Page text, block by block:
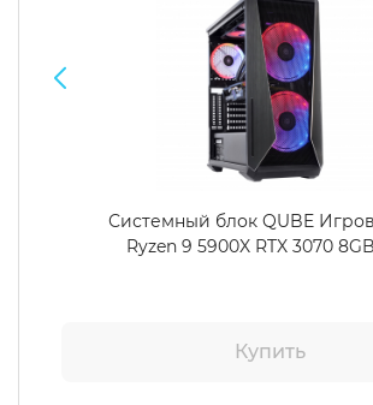
Системный блок QUBE
Ryzen 9 5900X RTX 3070
Купить